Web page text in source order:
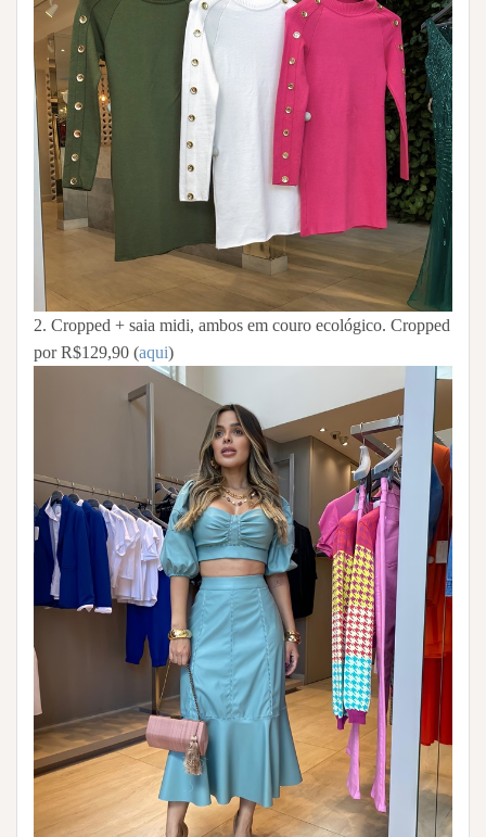
2. Cropped + saia midi, ambos em couro ecológico. Cropped
por R$129,90 (aqui)